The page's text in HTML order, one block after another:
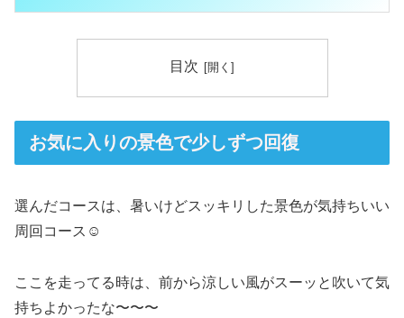
目次
お気に入りの景色で少しずつ回復
選んだコースは、暑いけどスッキリした景色が気持ちいい
周回コース☺️
ここを走ってる時は、前から涼しい風がスーッと吹いて気
持ちよかったな〜〜〜